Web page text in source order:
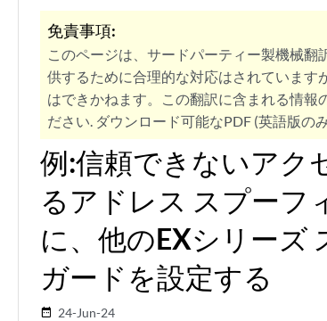
免責事項:
このページは、サードパーティー製機械
供するために合理的な対応はされています
はできかねます。この翻訳に含まれる情報
ださい. ダウンロード可能なPDF (英語版の
例:信頼できないアク
るアドレス スプーフ
に、他のEXシリーズ
ガードを設定する
date_range 24-Jun-24